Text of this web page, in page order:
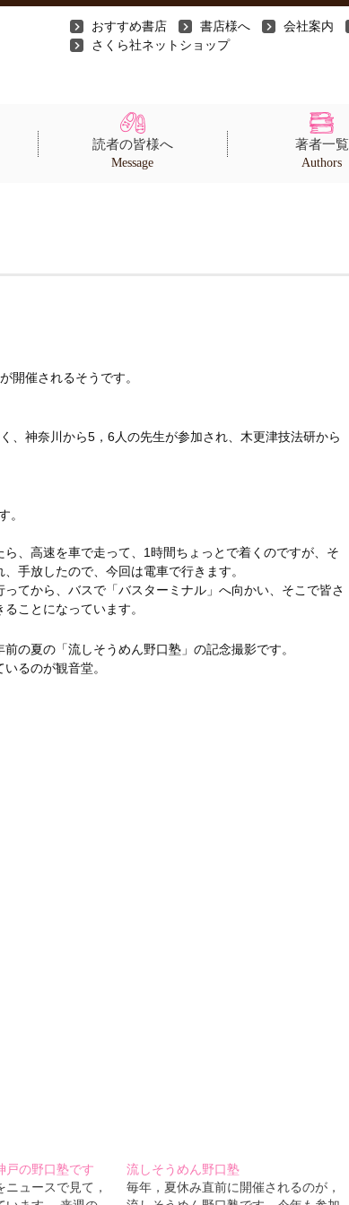
おすすめ書店 書店様へ 会社案内
さくら社ネットショップ
読者の皆様へ
Message
著者一覧
Authors
開催されるそうです。
、神奈川から5，6人の先生が参加され、木更津技法研から
。
ら、高速を車で走って、1時間ちょっとで着くのですが、そ
手放したので、今回は電車で行きます。
ってから、バスで「バスターミナル」へ向かい、そこで皆さ
ることになっています。
の夏の「流しそうめん野口塾」の記念撮影です。
るのが観音堂。
戸の野口塾です
ニュースで見て，
流しそうめん野口塾
毎年，夏休み直前に開催されるのが，